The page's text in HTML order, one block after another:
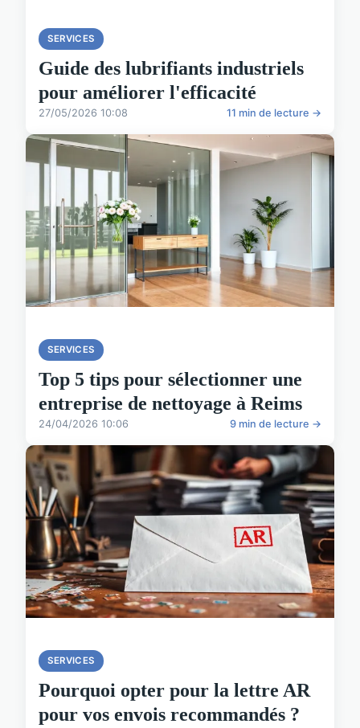
SERVICES
Guide des lubrifiants industriels
pour améliorer l'efficacité
27/05/2026 10:08 11 min de lecture →
SERVICES
Top 5 tips pour sélectionner une
entreprise de nettoyage à Reims
24/04/2026 10:06 9 min de lecture →
SERVICES
Pourquoi opter pour la lettre AR
pour vos envois recommandés ?